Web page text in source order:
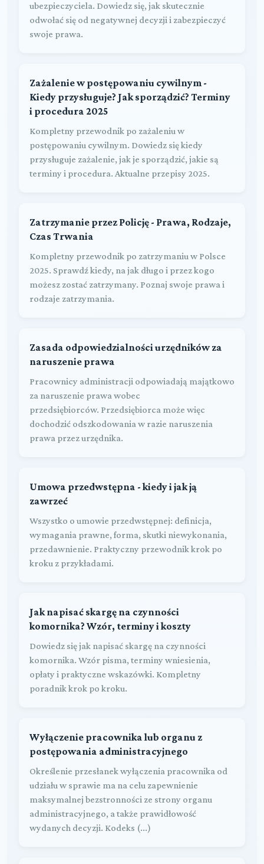
ubezpieczyciela. Dowiedz się, jak skutecznie
odwołać się od negatywnej decyzji i zabezpieczyć
swoje prawa.
Zażalenie w postępowaniu cywilnym -
Kiedy przysługuje? Jak sporządzić? Terminy
i procedura 2025
Kompletny przewodnik po zażaleniu w
postępowaniu cywilnym. Dowiedz się kiedy
przysługuje zażalenie, jak je sporządzić, jakie są
terminy i procedura. Aktualne przepisy 2025.
Zatrzymanie przez Policję - Prawa, Rodzaje,
Czas Trwania
Kompletny przewodnik po zatrzymaniu w Polsce
2025. Sprawdź kiedy, na jak długo i przez kogo
możesz zostać zatrzymany. Poznaj swoje prawa i
rodzaje zatrzymania.
Zasada odpowiedzialności urzędników za
naruszenie prawa
Pracownicy administracji odpowiadają majątkowo
za naruszenie prawa wobec
przedsiębiorców. Przedsiębiorca może więc
dochodzić odszkodowania w razie naruszenia
prawa przez urzędnika.
Umowa przedwstępna - kiedy i jak ją
zawrzeć
Wszystko o umowie przedwstępnej: definicja,
wymagania prawne, forma, skutki niewykonania,
przedawnienie. Praktyczny przewodnik krok po
kroku z przykładami.
Jak napisać skargę na czynności
komornika? Wzór, terminy i koszty
Dowiedz się jak napisać skargę na czynności
komornika. Wzór pisma, terminy wniesienia,
opłaty i praktyczne wskazówki. Kompletny
poradnik krok po kroku.
Wyłączenie pracownika lub organu z
postępowania administracyjnego
Określenie przesłanek wyłączenia pracownika od
udziału w sprawie ma na celu zapewnienie
maksymalnej bezstronności ze strony organu
administracyjnego, a także prawidłowość
wydanych decyzji. Kodeks (...)